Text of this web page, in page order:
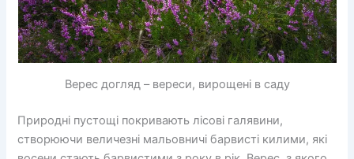
Верес догляд – вереси, вирощені в саду
Природні пустощі покривають лісові галявини,
створюючи величезні мальовничі барвисті килими, які